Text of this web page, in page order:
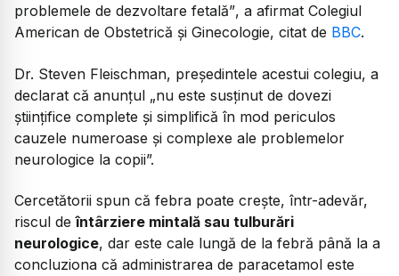
problemele de dezvoltare fetală”, a afirmat Colegiul
American de Obstetrică și Ginecologie, citat de BBC.
Dr. Steven Fleischman, președintele acestui colegiu, a
declarat că anunțul „nu este susținut de dovezi
științifice complete și simplifică în mod periculos
cauzele numeroase și complexe ale problemelor
neurologice la copii”.
Cercetătorii spun că febra poate crește, într-adevăr,
riscul deîntârziere mintală sau tulburări
neurologice, dar este cale lungă de la febră până la a
concluziona că administrarea de paracetamol este